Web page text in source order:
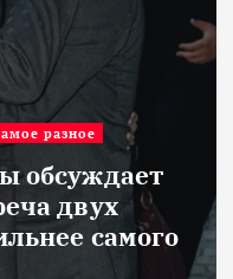
разное
обсуждает
двух
самого